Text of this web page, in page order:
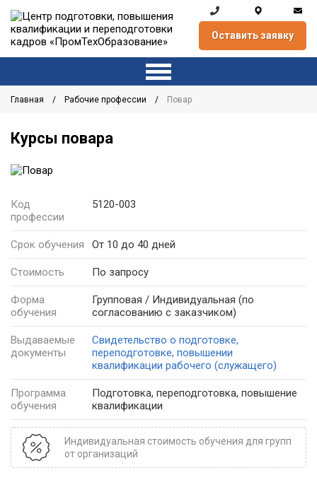
Оставить заявку
Главная Рабочие профессии Повар
Курсы повара
Код
профессии
5120-003
Срок обучения От 10 до 40 дней
Стоимость По запросу
Форма
обучения
Групповая / Индивидуальная (по
согласованию с заказчиком)
Выдаваемые
документы
Свидетельство о подготовке,
переподготовке, повышении
квалификации рабочего (служащего)
Программа
обучения
Подготовка, переподготовка, повышение
квалификации
Индивидуальная стоимость обучения для групп
от организаций